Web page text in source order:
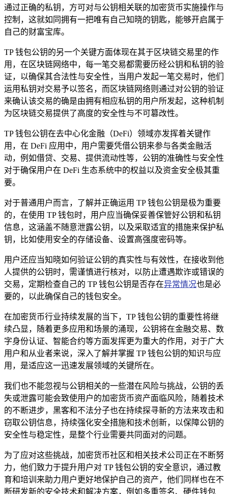
通过正确的私钥，方可对与公钥相关联的加密货币实施操作与
控制，这就如同拥有一把唯有自己知晓的钥匙，能够开启属于
自己的财富宝库。
TP 钱包公钥的另一个关键方面体现在其于区块链交易里的作
用，在区块链网络中，每一笔交易都需要历经公钥和私钥的验
证，以确保其合法性与安全性，当用户发起一笔交易时，他们
运用私钥对交易予以签名，而区块链网络则通过对公钥的验证
来确认该交易的确是由拥有相应私钥的用户所发起，这种机制
为区块链交易提供了高度的安全性与不可篡改性。
TP 钱包公钥在去中心化金融（DeFi）领域亦发挥着关键作
用，在 DeFi 应用中，用户需要凭借公钥来参与各类金融活
动，例如借贷、交易、提供流动性等，公钥的准确性与安全性
对于确保用户在 DeFi 生态系统中的权益以及资金安全极其重
要。
对于普通用户而言，了解并正确运用 TP 钱包公钥是极为重要
的，在使用 TP 钱包时，用户应当确保妥善保管好公钥和私钥
信息，这涵盖不随意泄露公钥，以及采取适宜的措施来保护私
钥，比如使用安全的存储设备、设置高强度密码等。
用户还应当知晓如何验证公钥的真实性与有效性，在接收到他
人提供的公钥时，需谨慎进行核对，以防止遭遇欺诈或错误的
交易，定期检查自己的 TP 钱包公钥是否存在异常情况也是必
要的，以此确保自己的钱包安全。
在加密货币行业持续发展的当下，TP 钱包公钥的重要性将继
续凸显，随着更多应用和场景的涌现，公钥将在金融交易、数
字身份认证、智能合约等方面发挥更为重大的作用，对于广大
用户和从业者来说，深入了解并掌握 TP 钱包公钥的知识与应
用，是适应这一迅速发展领域的关键所在。
我们也不能忽视与公钥相关的一些潜在风险与挑战，公钥的丢
失或泄露可能会致使用户的加密货币资产面临风险，随着技术
的不断进步，黑客和不法分子也在持续探寻新的方法来攻击和
窃取公钥信息，持续强化安全措施和技术创新，以保障公钥的
安全性与稳定性，是整个行业需要共同面对的问题。
为了应对这些挑战，加密货币社区和相关技术公司正在不断努
力，他们致力于提升用户对 TP 钱包公钥的安全意识，通过教
育和培训来助力用户更好地保护自己的资产，他们同样也在不
断研发新的安全技术和解决方案，例如多重签名、硬件钱包